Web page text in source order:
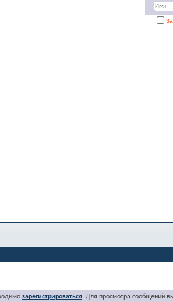
зарегистрироваться. Для просмотра сообщений